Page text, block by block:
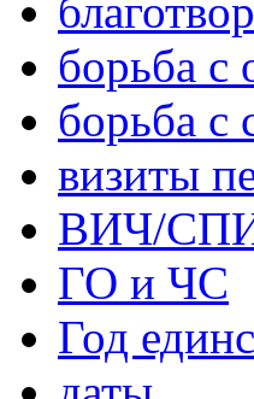
борьба с
борьба с
визиты
ВИЧ/
ГО и ЧС
Год